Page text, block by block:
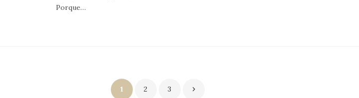
Porque…
1 2 3